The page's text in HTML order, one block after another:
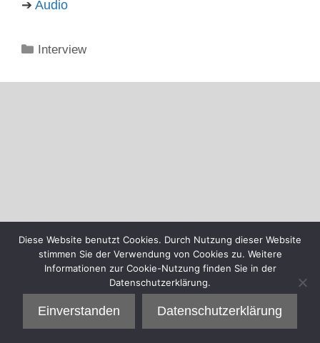
➔ Audio
Kategorien
Interview
Diese Website benutzt Cookies. Durch Nutzung dieser Website
stimmen Sie der Verwendung von Cookies zu. Weitere
Informationen zur Cookie-Nutzung finden Sie in der
Datenschutzerklärung.
Einverstanden Datenschutzerklärung